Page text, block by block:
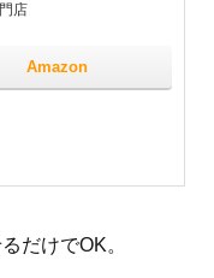
店
Amazon
だけでOK。